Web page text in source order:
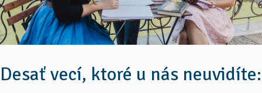
Desať vecí, ktoré u nás neuvidíte: